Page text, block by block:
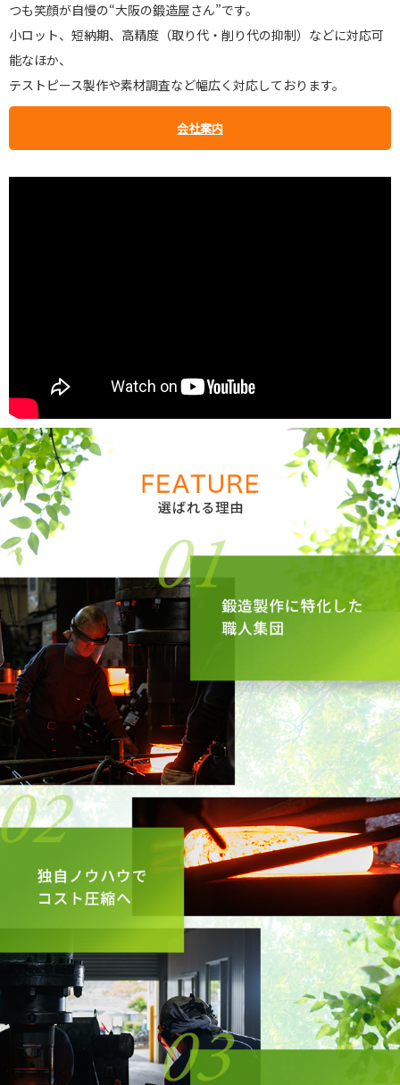
つも笑顔が自慢の“大阪の鍛造屋さん”です。
小ロット、短納期、高精度（取り代・削り代の抑制）などに対応可
能なほか、
テストピース製作や素材調査など幅広く対応しております。
会社案内